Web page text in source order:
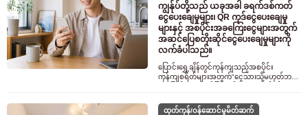
ကျွန်ုပ်တို့သည် ယခုအခါ ခရက်ဒစ်ကတ်
ငွေပေးချေမှုများ၊ QR ကုဒ်ငွေပေးချေမှု
များနှင့် အစပိုင်းအခကြေးငွေများအတွက်
အဆင်ပြေစတိုးဆိုင်ငွေပေးချေမှုများကို
လက်ခံပါသည်။
ပြောင်းရွှေ့ချိန်တွင်ကုန်ကျသည့်အစပိုင်း
ကုန်ကျစရိတ်များအတွက်"ငွေသားသို့မဟုတ်ဘဏ်
ထုတ်ကုန်/ဝန်ဆောင်မှုမိတ်ဆက်